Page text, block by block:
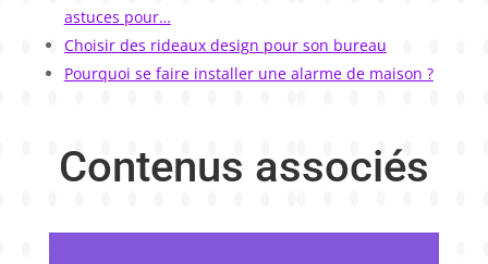
astuces pour…
Choisir des rideaux design pour son bureau
Pourquoi se faire installer une alarme de maison ?
Contenus associés